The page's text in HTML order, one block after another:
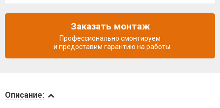
Описание:
Заказать монтаж
Профессионально смонтируем
и предоставим гарантию на работы